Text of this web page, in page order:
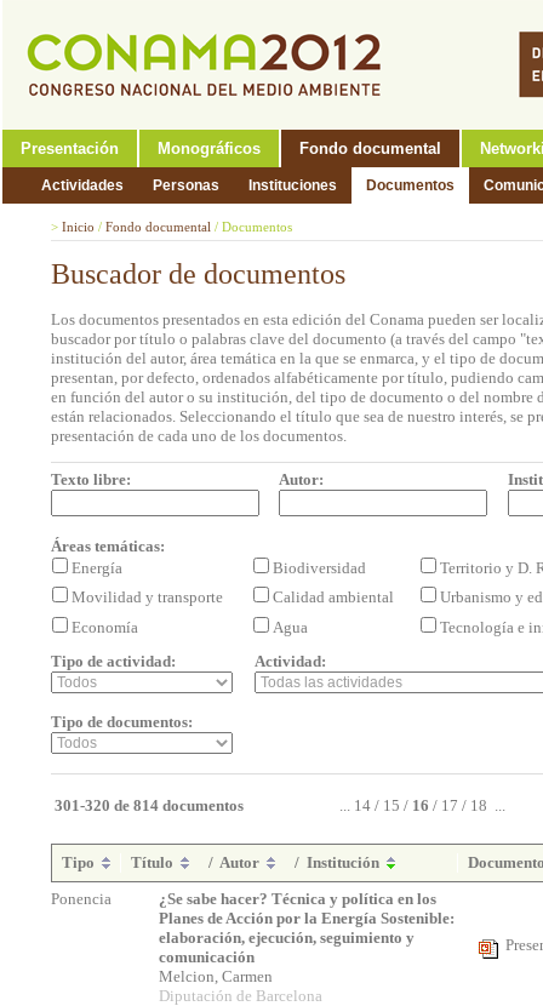
Presentación Monográficos Fondo documental
Actividades Personas Instituciones Documentos
> Inicio / Fondo documental / Documentos
Buscador de documentos
Los documentos presentados en esta edición del Conama pueden ser
buscador por título o palabras clave del documento (a través del campo
institución del autor, área temática en la que se enmarca, y el tipo de
presentan, por defecto, ordenados alfabéticamente por título, pudiendo
en función del autor o su institución, del tipo de documento o del nombre
están relacionados. Seleccionando el título que sea de nuestro interés, se
presentación de cada uno de los documentos.
Texto libre: Autor:
Áreas temáticas:
Energía
Biodiversidad
Territorio y D.
Movilidad y transporte
Calidad ambiental
Urbanismo y
Economía
Agua
Tecnología e
Tipo de actividad:
Actividad:
Tipo de documentos:
301-320 de 814 documentos ... 14 / 15 / 16 / 17 / 18 ...
Tipo Título / Autor / Institución
Ponencia
¿Se sabe hacer? Técnica y política en los
Planes de Acción por la Energía Sostenible:
elaboración, ejecución, seguimiento y
comunicación
Melcion, Carmen
Diputación de Barcelona